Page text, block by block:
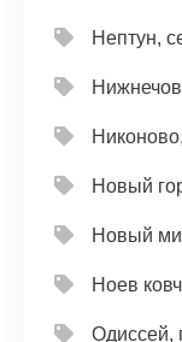
Нептун,
Новый
Новый
Ноев
Одиссей,